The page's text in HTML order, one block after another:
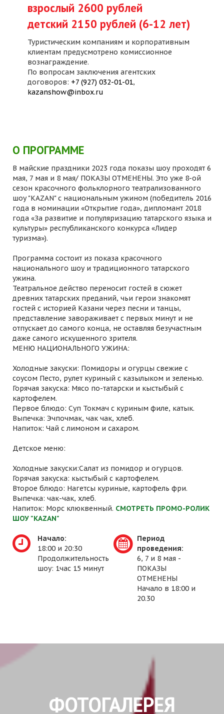
взрослый 2600 рублей
детский 2150 рублей (6-12 лет)
Туристическим компаниям и корпоративным
клиентам предусмотрено комиссионное
вознаграждение.
По вопросам заключения агентских
договоров: +7 (927) 032-01-01,
kazanshow@inbox.ru
О ПРОГРАММЕ
В майские праздники 2023 года показы шоу проходят 6
мая, 7 мая и 8 мая/ ПОКАЗЫ ОТМЕНЕНЫ. Это уже 8-ой
сезон красочного фольклорного театрализованного
шоу "KAZAN" с национальным ужином (победитель 2016
года в номинации «Открытие года», дипломант 2018
года «За развитие и популяризацию татарского языка и
культуры» республиканского конкурса «Лидер
туризма»).
Программа состоит из показа красочного
национального шоу и традиционного татарского
ужина.
Театральное действо переносит гостей в сюжет
древних татарских преданий, чьи герои знакомят
гостей с историей Казани через песни и танцы,
представление завораживает с первых минут и не
отпускает до самого конца, не оставляя безучастным
даже самого искушенного зрителя.
МЕНЮ НАЦИОНАЛЬНОГО УЖИНА:
Холодные закуски: Помидоры и огурцы свежие с
соусом Песто, рулет куриный с казылыком и зеленью.
Горячая закуска: Мясо по-татарски и кыстыбый с
картофелем.
Первое блюдо: Суп Токмач с куриным филе, катык.
Выпечка: Эчпочмак, чак чак, хлеб.
Напиток: Чай с лимоном и сахаром.
Детское меню:
Холодные закуски:Салат из помидор и огурцов.
Горячая закуска: кыстыбый с картофелем.
Второе блюдо: Нагетсы куриные, картофель фри.
Выпечка: чак-чак, хлеб.
Напиток: Морс клюквенный. СМОТРЕТЬ ПРОМО-РОЛИК
ШОУ "KAZAN"
Начало:
18:00 и 20:30
Продолжительность
шоу: 1час 15 минут
Период
проведения:
6, 7 и 8 мая -
ПОКАЗЫ
ОТМЕНЕНЫ
Начало в 18:00 и
20.30
ФОТОГАЛЕРЕЯ